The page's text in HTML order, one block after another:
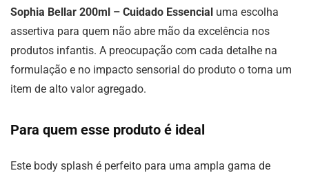
Sophia Bellar 200ml – Cuidado Essencial uma escolha
assertiva para quem não abre mão da excelência nos
produtos infantis. A preocupação com cada detalhe na
formulação e no impacto sensorial do produto o torna um
item de alto valor agregado.
Para quem esse produto é ideal
Este body splash é perfeito para uma ampla gama de